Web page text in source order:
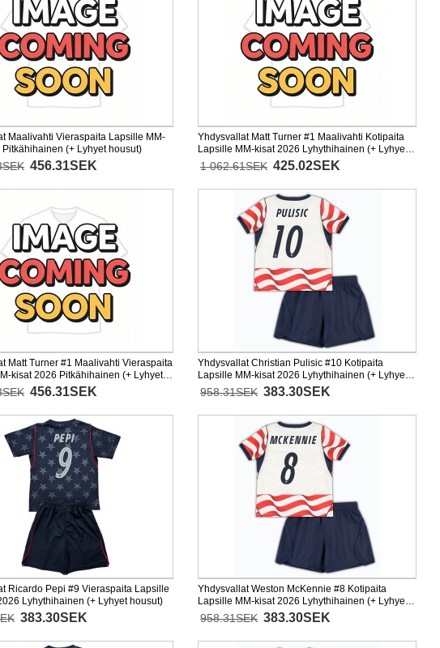
Maalivahti Vieraspaita Lapsille MM-
Pitkähihainen (+ Lyhyet housut)
456.31SEK
Yhdysvallat Matt Turner #1 Maalivahti Kotipaita
Lapsille MM-kisat 2026 Lyhythihainen (+ Lyhyet
housut)
1 062.61SEK 425.02SEK
Matt Turner #1 Maalivahti Vieraspaita
kisat 2026 Pitkähihainen (+ Lyhyet
456.31SEK
Yhdysvallat Christian Pulisic #10 Kotipaita
Lapsille MM-kisat 2026 Lyhythihainen (+ Lyhyet
housut)
958.31SEK 383.30SEK
Ricardo Pepi #9 Vieraspaita Lapsille
Lyhythihainen (+ Lyhyet housut)
383.30SEK
Yhdysvallat Weston McKennie #8 Kotipaita
Lapsille MM-kisat 2026 Lyhythihainen (+ Lyhyet
housut)
958.31SEK 383.30SEK